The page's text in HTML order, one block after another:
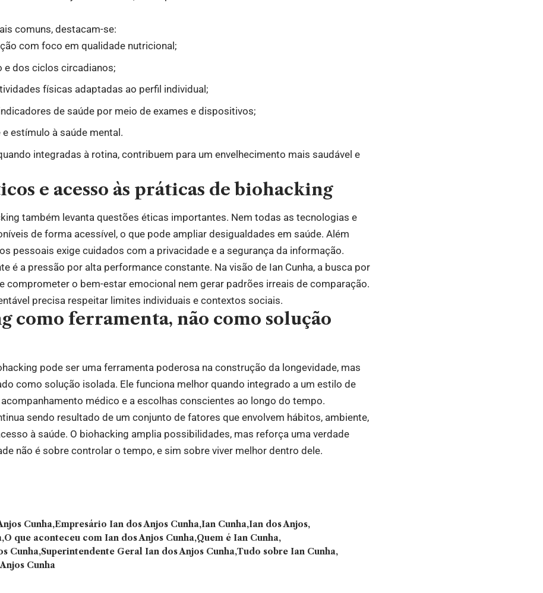
comuns, destacam-se:
com foco em qualidade nutricional;
e dos ciclos circadianos;
físicas adaptadas ao perfil individual;
de saúde por meio de exames e dispositivos;
estímulo à saúde mental.
integradas à rotina, contribuem para um envelhecimento mais saudável e
e acesso às práticas de biohacking
também levanta questões éticas importantes. Nem todas as tecnologias e
de forma acessível, o que pode ampliar desigualdades em saúde. Além
pessoais exige cuidados com a privacidade e a segurança da informação.
é a pressão por alta performance constante. Na visão de Ian Cunha, a busca por
comprometer o bem-estar emocional nem gerar padrões irreais de comparação.
precisa respeitar limites individuais e contextos sociais.
como ferramenta, não como solução
pode ser uma ferramenta poderosa na construção da longevidade, mas
como solução isolada. Ele funciona melhor quando integrado a um estilo de
médico e a escolhas conscientes ao longo do tempo.
sendo resultado de um conjunto de fatores que envolvem hábitos, ambiente,
à saúde. O biohacking amplia possibilidades, mas reforça uma verdade
não é sobre controlar o tempo, e sim sobre viver melhor dentro dele.
Cunha Empresário Ian dos Anjos Cunha Ian Cunha Ian dos Anjos
O que aconteceu com Ian dos Anjos Cunha Quem é Ian Cunha
Cunha Superintendente Geral Ian dos Anjos Cunha Tudo sobre Ian Cunha
Cunha